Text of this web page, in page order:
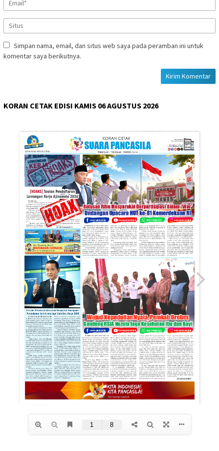
Simpan nama, email, dan situs web saya pada peramban ini untuk
komentar saya berikutnya.
KORAN CETAK EDISI KAMIS 06 AGUSTUS 2026